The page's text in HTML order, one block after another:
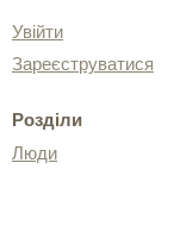
Увійти
Зареєструватися
Розділи
Люди